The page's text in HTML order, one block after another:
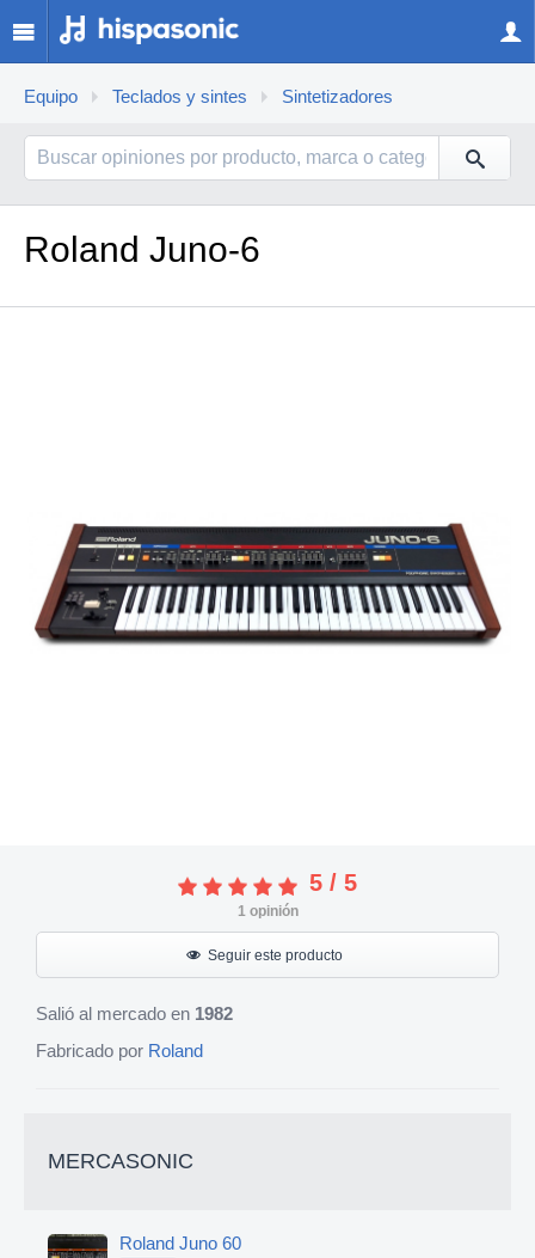
Equipo Teclados y sintes Sintetizadores
Roland Juno-6
5 / 5
1opinión
Seguir este producto
Salió al mercado en 1982
Fabricado por Roland
MERCASONIC
Roland Juno 60